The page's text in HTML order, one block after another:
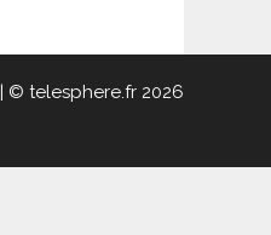
| © telesphere.fr 2026